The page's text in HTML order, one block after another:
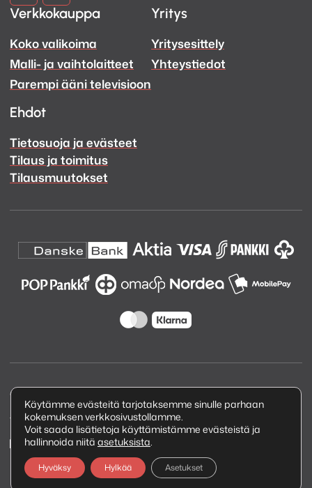
ja
Ääni
Facebook
ja
Ääni
Instagram
Verkkokauppa
Koko valikoima
Malli- ja vaihtolaitteet
Parempi ääni televisioon
Yritys
Yritysesittely
Yhteystiedot
Ehdot
Tietosuoja ja evästeet
Tilaus ja toimitus
Tilausmuutokset
Copyright © 2026 Kuva ja Ääni Oy
Tietosuojaseloste
Käytämme evästeitä tarjotaksemme sinulle parhaan
kokemuksen verkkosivustollamme.
Voit saada lisätietoja käyttämistämme evästeistä ja
hallinnoida niitä asetuksista.
Hyväksy Hylkää Asetukset